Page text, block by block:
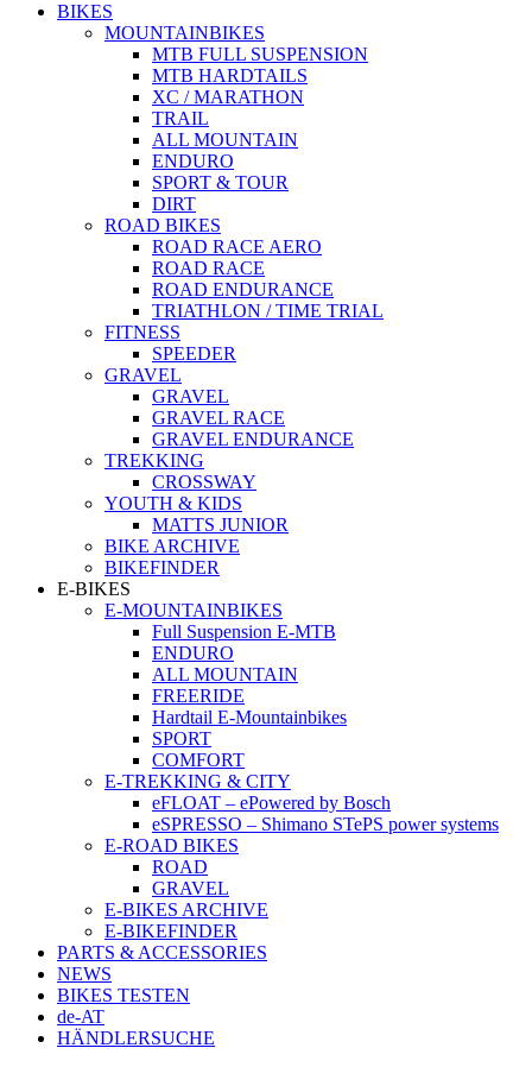
BIKES
MOUNTAINBIKES
MTB FULL SUSPENSION
MTB HARDTAILS
XC / MARATHON
TRAIL
ALL MOUNTAIN
ENDURO
SPORT & TOUR
DIRT
ROAD BIKES
ROAD RACE AERO
ROAD RACE
ROAD ENDURANCE
TRIATHLON / TIME TRIAL
FITNESS
SPEEDER
GRAVEL
GRAVEL
GRAVEL RACE
GRAVEL ENDURANCE
TREKKING
CROSSWAY
YOUTH & KIDS
MATTS JUNIOR
BIKE ARCHIVE
BIKEFINDER
E-BIKES
E-MOUNTAINBIKES
Full Suspension E-MTB
ENDURO
ALL MOUNTAIN
FREERIDE
Hardtail E-Mountainbikes
SPORT
COMFORT
E-TREKKING & CITY
eFLOAT – ePowered by Bosch
eSPRESSO – Shimano STePS power systems
E-ROAD BIKES
ROAD
GRAVEL
E-BIKES ARCHIVE
E-BIKEFINDER
PARTS & ACCESSORIES
NEWS
BIKES TESTEN
de-AT
HÄNDLERSUCHE